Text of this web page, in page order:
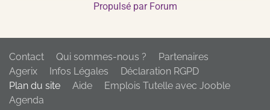
Propulsé par Forum
Contact Qui sommes-nous ?
Partenaires
Agerix
Infos Légales
Déclaration RGPD
Plan du site
Aide
Emplois Tutelle avec Jooble
Agenda